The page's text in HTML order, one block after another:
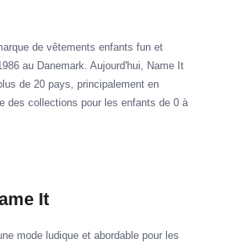
de vêtements enfants fun et
au Danemark. Aujourd'hui, Name It
de 20 pays, principalement en
des collections pour les enfants de 0 à
It
mode ludique et abordable pour les